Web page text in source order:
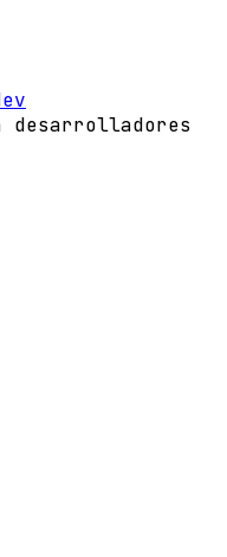
desarrolladores